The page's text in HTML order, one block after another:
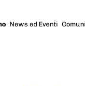
News ed Eventi